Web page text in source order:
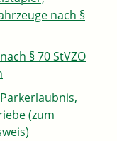
nach §
§ 70 StVZO
(zum